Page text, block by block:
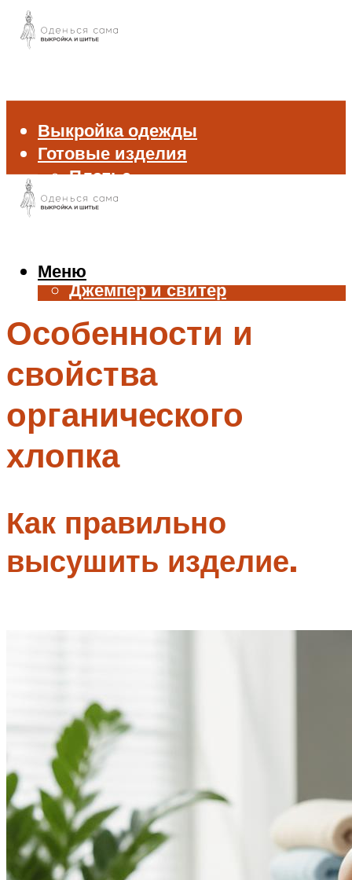
Выкройка одежды
Готовые изделия
Платье
Брюки
Жилет
Джемпер и свитер
Аксессуары
Меню
Меню
Особенности и
свойства
органического
хлопка
Как правильно
высушить изделие.